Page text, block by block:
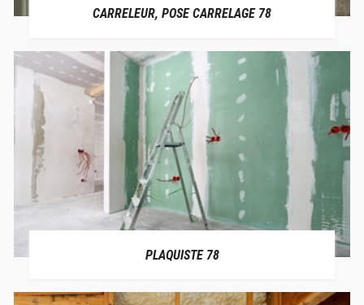
CARRELEUR, POSE CARRELAGE 78
PLAQUISTE 78